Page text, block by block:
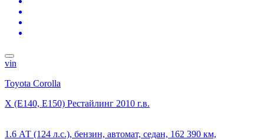
vin
Toyota Corolla
X (E140, E150) Рестайлинг 2010 г.в.
1.6 АТ (124 л.с.), бензин, автомат, седан, 162 390 км,